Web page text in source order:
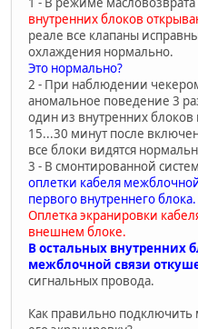
внутренних блоков
реале все клапаны
охлаждения нормально.
Это нормально?
2 - При наблюдении
аномальное поведение 3
один из внутренних блоков
15...30 минут после
все блоки видятся
3 - В смонтированной
оплетки кабеля
первого внутреннего блока.
Оплетка экранировки
внешнем блоке.
В остальных внутренних
межблочной связи
сигнальных провода.
Как правильно